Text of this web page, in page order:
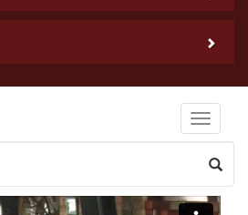
Toggle